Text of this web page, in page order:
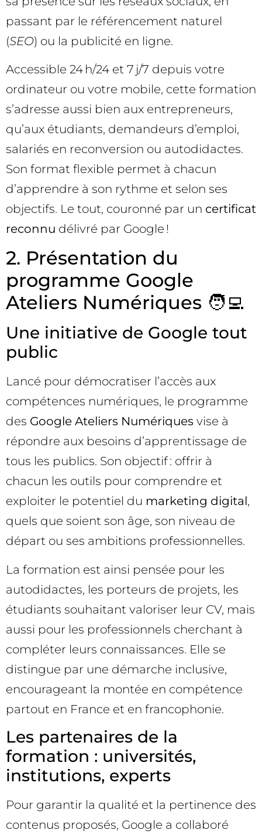
passant par le référencement naturel
(SEO) ou la publicité en ligne.
Accessible 24 h/24 et 7 j/7 depuis votre
ordinateur ou votre mobile, cette formation
s’adresse aussi bien aux entrepreneurs,
qu’aux étudiants, demandeurs d’emploi,
salariés en reconversion ou autodidactes.
Son format flexible permet à chacun
d’apprendre à son rythme et selon ses
objectifs. Le tout, couronné par un certificat
reconnu délivré par Google !
2. Présentation du
programme Google
Ateliers Numériques 🧑‍💻
Une initiative de Google tout
public
Lancé pour démocratiser l’accès aux
compétences numériques, le programme
des Google Ateliers Numériques vise à
répondre aux besoins d’apprentissage de
tous les publics. Son objectif : offrir à
chacun les outils pour comprendre et
exploiter le potentiel du marketing digital,
quels que soient son âge, son niveau de
départ ou ses ambitions professionnelles.
La formation est ainsi pensée pour les
autodidactes, les porteurs de projets, les
étudiants souhaitant valoriser leur CV, mais
aussi pour les professionnels cherchant à
compléter leurs connaissances. Elle se
distingue par une démarche inclusive,
encourageant la montée en compétence
partout en France et en francophonie.
Les partenaires de la
formation : universités,
institutions, experts
Pour garantir la qualité et la pertinence des
contenus proposés, Google a collaboré